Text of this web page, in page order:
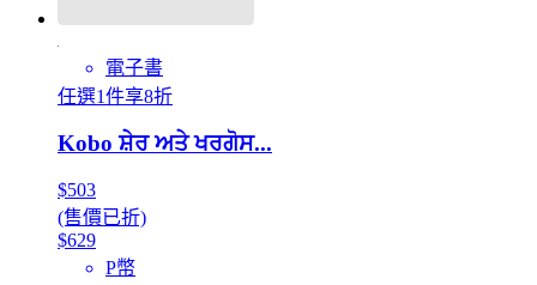
電子書
任選1件享8折
Kobo ਸ਼ੇਰ ਅਤੇ ਖਰਗੋਸ...
$503
(售價已折)
$629
P幣